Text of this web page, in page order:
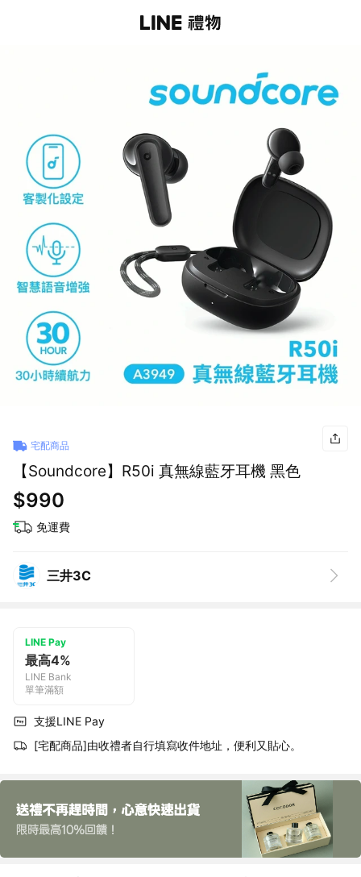
宅配商品
【Soundcore】R50i 真無線藍牙耳機 黑色
$990
免運費
三井3C
LINE Pay
最高4%
LINE Bank
單筆滿額
支援LINE Pay
[宅配商品]由收禮者自行填寫收件地址，便利又貼心。